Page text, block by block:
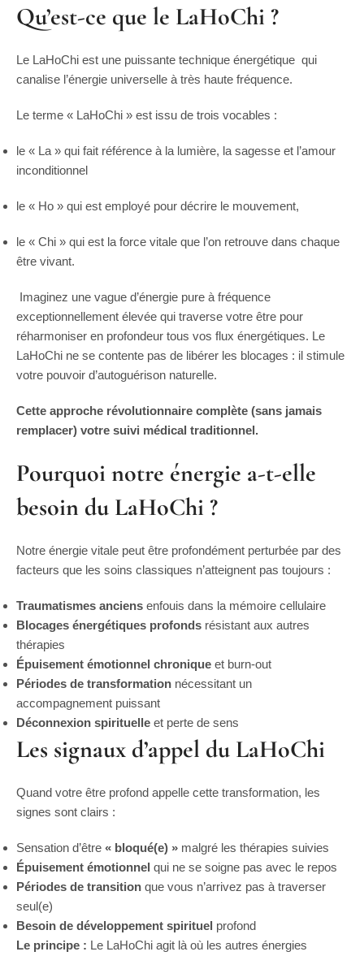
Qu’est-ce que le LaHoChi ?
Le LaHoChi est une puissante technique énergétique qui
canalise l’énergie universelle à très haute fréquence.
Le terme « LaHoChi » est issu de trois vocables :
le « La » qui fait référence à la lumière, la sagesse et l’amour
inconditionnel
le « Ho » qui est employé pour décrire le mouvement,
le « Chi » qui est la force vitale que l’on retrouve dans chaque
être vivant.
Imaginez une vague d’énergie pure à fréquence
exceptionnellement élevée qui traverse votre être pour
réharmoniser en profondeur tous vos flux énergétiques. Le
LaHoChi ne se contente pas de libérer les blocages : il stimule
votre pouvoir d’autoguérison naturelle.
Cette approche révolutionnaire complète (sans jamais
remplacer) votre suivi médical traditionnel.
Pourquoi notre énergie a-t-elle
besoin du LaHoChi ?
Notre énergie vitale peut être profondément perturbée par des
facteurs que les soins classiques n’atteignent pas toujours :
Traumatismes anciens enfouis dans la mémoire cellulaire
Blocages énergétiques profonds résistant aux autres
thérapies
Épuisement émotionnel chronique et burn-out
Périodes de transformation nécessitant un
accompagnement puissant
Déconnexion spirituelle et perte de sens
Les signaux d’appel du LaHoChi
Quand votre être profond appelle cette transformation, les
signes sont clairs :
Sensation d’être « bloqué(e) » malgré les thérapies suivies
Épuisement émotionnel qui ne se soigne pas avec le repos
Périodes de transition que vous n’arrivez pas à traverser
seul(e)
Besoin de développement spirituel profond
Le principe : Le LaHoChi agit là où les autres énergies